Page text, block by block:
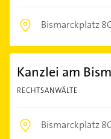
Bismarckplatz
Kanzlei am
RECHTSANWÄLTE
Bismarckplatz